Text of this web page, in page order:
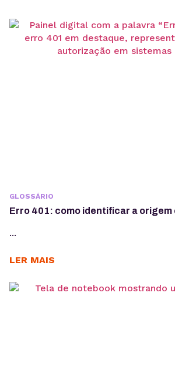
GLOSSÁRIO
Erro 401: como identificar a origem
...
LER MAIS